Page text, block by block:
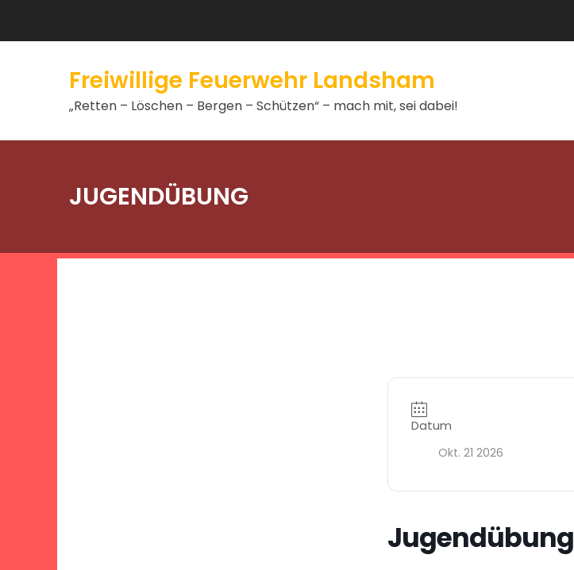
Freiwillige Feuerwehr Landsham
„Retten – Löschen – Bergen – Schützen“ – mach mit, sei dabei!
JUGENDÜBUNG
Datum
Okt. 21 2026
Jugendübung